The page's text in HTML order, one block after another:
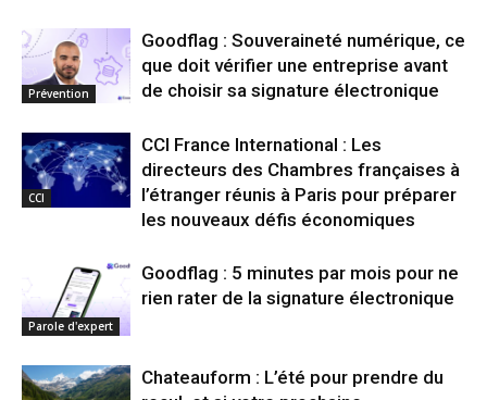
Prévention
Goodflag : Souveraineté numérique, ce
que doit vérifier une entreprise avant
de choisir sa signature électronique
CCI
CCI France International : Les
directeurs des Chambres françaises à
l’étranger réunis à Paris pour préparer
les nouveaux défis économiques
Parole d'expert
Goodflag : 5 minutes par mois pour ne
rien rater de la signature électronique
Chateauform : L’été pour prendre du